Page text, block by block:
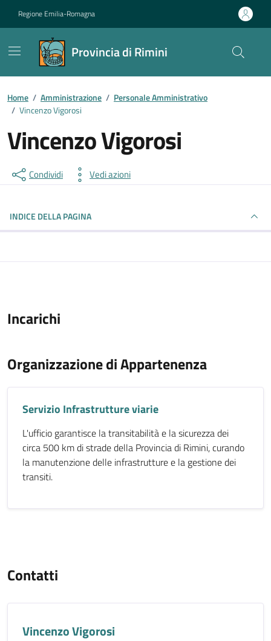
Regione Emilia-Romagna
Provincia di Rimini
Contenuti in evidenza
Home / Amministrazione / Personale Amministrativo
/ Vincenzo Vigorosi
Vincenzo Vigorosi
Condividi Vedi azioni
INDICE DELLA PAGINA
Incarichi
Organizzazione di Appartenenza
Servizio Infrastrutture viarie
L'ufficio garantisce la transitabilità e la sicurezza dei
circa 500 km di strade della Provincia di Rimini, curando
la manutenzione delle infrastrutture e la gestione dei
transiti.
Contatti
Vincenzo Vigorosi